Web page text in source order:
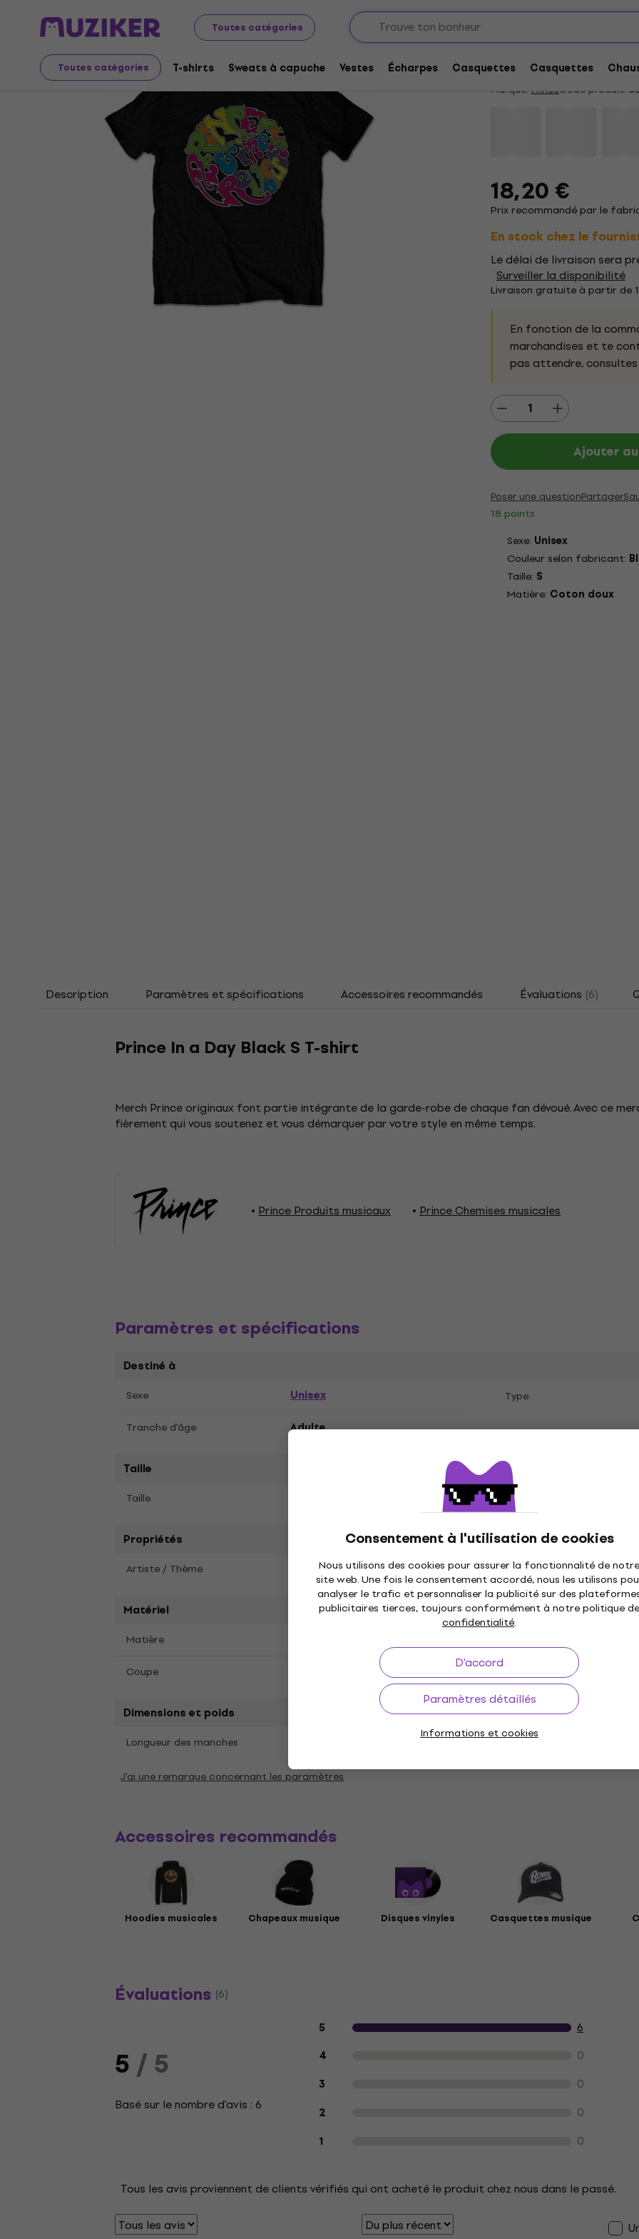
Toutes catégories
Toutes catégories T-shirts Sweats à capuche Vestes Écharpes Casquettes Casquettes
Consentement à l'utilisation de cookies
Nous utilisons des cookies pour assurer la fonctionnalité de notre
site web. Une fois le consentement accordé, nous les utilisons
analyser le trafic et personnaliser la publicité sur des
publicitaires tierces, toujours conformément à notre politique de
confidentialité.
D'accord
Paramètres détaillés
Informations et cookies
Merch Produits musicaux T-shirts
Prince In a Day Black
5/5 6 x noté
Marque: PrinceCode produit:
18,20 €
Prix recommandé par le
En stock chez le
Le délai de livraison sera
Surveiller la disponibilité
Livraison gratuite à partir de
En fonction de la
marchandises et te
pas attendre,
Ajouter
Poser une questionPartager
18 points
Sexe: Unisex
Couleur selon fabricant:
Taille: S
Matière: Coton doux
Description Paramètres et spécifications Accessoires recommandés Évaluations (6)
Prince In a Day Black S T-shirt
Merch Prince originaux font partie intégrante de la garde-robe de chaque fan dévoué. Avec ce
fièrement qui vous soutenez et vous démarquer par votre style en même temps.
Prince Produits musicaux Prince Chemises musicales
Paramètres et spécifications
Destiné à
Sexe Unisex Type
Tranche d'âge Adulte
Taille
Taille
Propriétés
Artiste / Thème Prince
Matériel
Matière
Coupe
Dimensions et poids
Longueur des manches
J'ai une remarque concernant les paramètres
Accessoires recommandés
Hoodies musicales Chapeaux musique Disques vinyles Casquettes musique
Évaluations (6)
5/ 5
Basé sur le nombre d'avis : 6
Avis des clients sur le produit
5 6
4 0
3 0
2 0
1 0
Tous les avis proviennent de clients vérifiés qui ont acheté le produit chez nous dans le passé.